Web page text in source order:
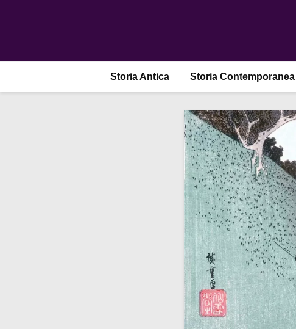
Storia Antica Storia Contemporanea